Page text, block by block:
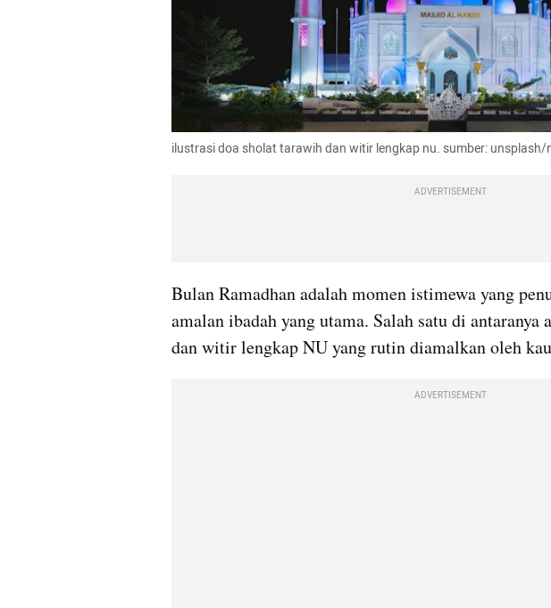
ilustrasi doa sholat tarawih dan witir lengkap nu. sumber:
ADVERTISEMENT
Bulan Ramadhan adalah momen istimewa yang
amalan ibadah yang utama. Salah satu di antaranya
dan witir lengkap NU yang rutin diamalkan oleh
ADVERTISEMENT